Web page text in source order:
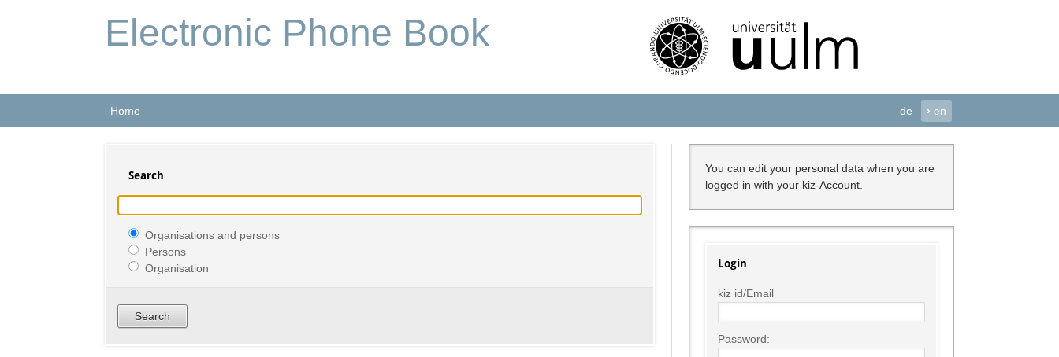
Electronic Phone Book
Home de › en
Search
Organisations and persons
Persons
Organisation
You can edit your personal data when you are
logged in with your kiz-Account.
Login
kiz id/Email
Password: